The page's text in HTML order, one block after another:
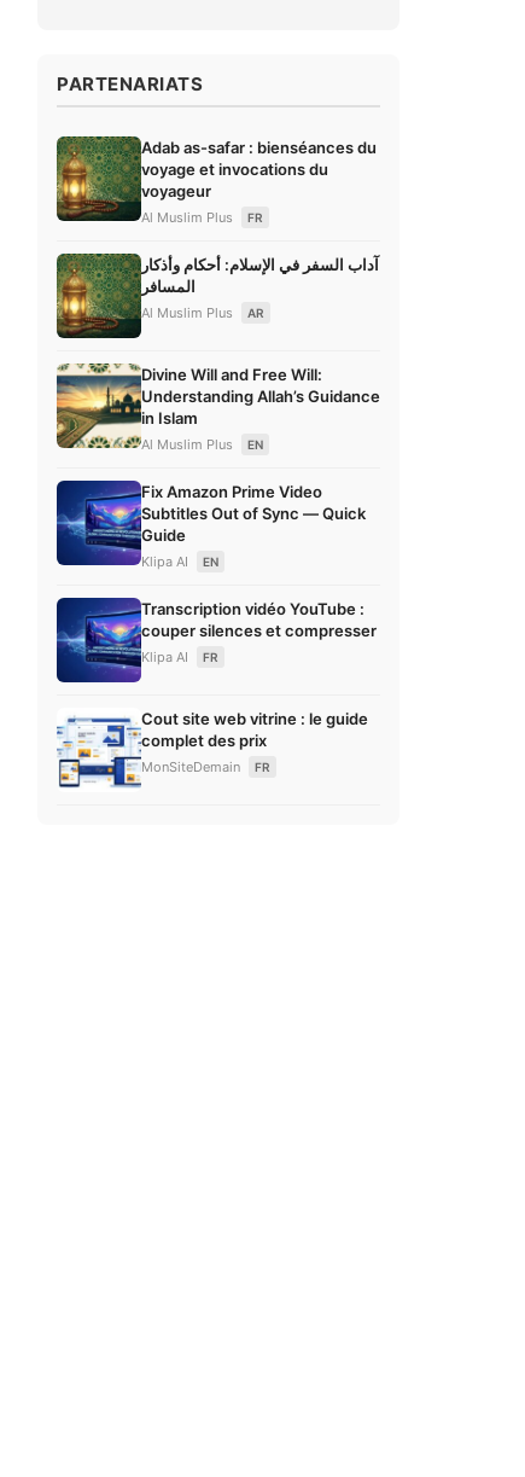
PARTENARIATS
Adab as-safar : bienséances du
voyage et invocations du
voyageur
Al Muslim Plus FR
آداب السفر في الإسلام: أحكام وأذكار
المسافر
Al Muslim Plus AR
Divine Will and Free Will:
Understanding Allah’s Guidance
in Islam
Al Muslim Plus EN
Fix Amazon Prime Video
Subtitles Out of Sync — Quick
Guide
Klipa AI EN
Transcription vidéo YouTube :
couper silences et compresser
Klipa AI FR
Cout site web vitrine : le guide
complet des prix
MonSiteDemain FR